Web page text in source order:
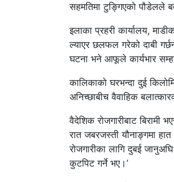
सहमतिमा टुङ्गिएको पौडेलले
इलाका प्रहरी कार्यालय,
ल्याएर छलफल गरेको दाबी
घटना भने आफूले कार्यभार
कालिकाको घरभन्दा दुई
अनिच्छाबीच वैवाहिक
वैदेशिक रोजगारीबाट
रात जबरजस्ती यौनाङ्गमा
रोजगारीका लागि दुबई
कुटपिट गर्ने भए।’